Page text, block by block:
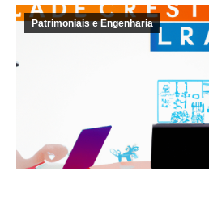
Patrimoniais e Engenharia